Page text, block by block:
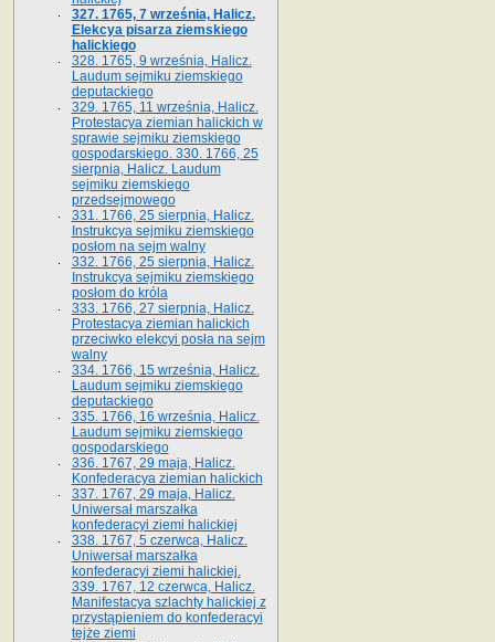
327. 1765, 7 września, Halicz.
Elekcya pisarza ziemskiego
halickiego
328. 1765, 9 września, Halicz.
Laudum sejmiku ziemskiego
deputackiego
329. 1765, 11 września, Halicz.
Protestacya ziemian halickich w
sprawie sejmiku ziemskiego
gospodarskiego. 330. 1766, 25
sierpnia, Halicz. Laudum
sejmiku ziemskiego
przedsejmowego
331. 1766, 25 sierpnia, Halicz.
Instrukcya sejmiku ziemskiego
posłom na sejm walny
332. 1766, 25 sierpnia, Halicz.
Instrukcya sejmiku ziemskiego
posłom do króla
333. 1766, 27 sierpnia, Halicz.
Protestacya ziemian halickich
przeciwko elekcyi posła na sejm
walny
334. 1766, 15 września, Halicz.
Laudum sejmiku ziemskiego
deputackiego
335. 1766, 16 września, Halicz.
Laudum sejmiku ziemskiego
gospodarskiego
336. 1767, 29 maja, Halicz.
Konfederacya ziemian halickich
337. 1767, 29 maja, Halicz.
Uniwersał marszałka
konfederacyi ziemi halickiej
338. 1767, 5 czerwca, Halicz.
Uniwersał marszałka
konfederacyi ziemi halickiej.
339. 1767, 12 czerwca, Halicz.
Manifestacya szlachty halickiej z
przystąpieniem do konfederacyi
tejże ziemi